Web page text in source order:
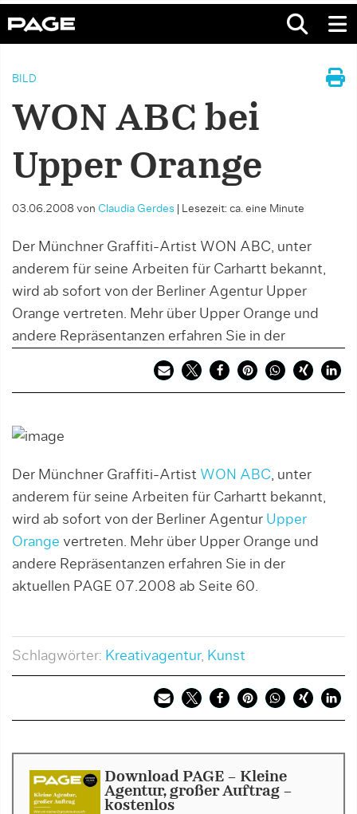
BILD
WON ABC bei
Upper Orange
03.06.2008 von Claudia Gerdes Lesezeit: ca. eine Minute
Der Münchner Graffiti-Artist WON ABC, unter
anderem für seine Arbeiten für Carhartt bekannt,
wird ab sofort von der Berliner Agentur Upper
Orange vertreten. Mehr über Upper Orange und
andere Repräsentanzen erfahren Sie in der
Der Münchner Graffiti-Artist WON ABC , unter
anderem für seine Arbeiten für Carhartt bekannt,
wird ab sofort von der Berliner Agentur Upper
Orange vertreten. Mehr über Upper Orange und
andere Repräsentanzen erfahren Sie in der
aktuellen PAGE 07.2008 ab Seite 60.
Schlagwörter: Kreativagentur, Kunst
Download PAGE - Kleine
Agentur, großer Auftrag -
kostenlos